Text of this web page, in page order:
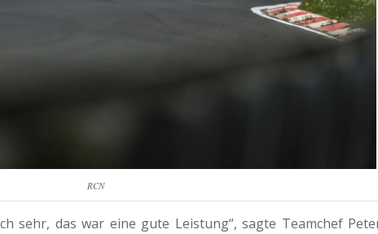
RCN
sehr, das war eine gute Leistung“, sagte Teamchef